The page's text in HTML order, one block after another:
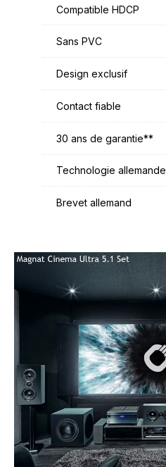
Compatible HDCP
Sans PVC
Design exclusif
Contact fiable
30 ans de garantie**
Technologie allemande
Brevet allemand